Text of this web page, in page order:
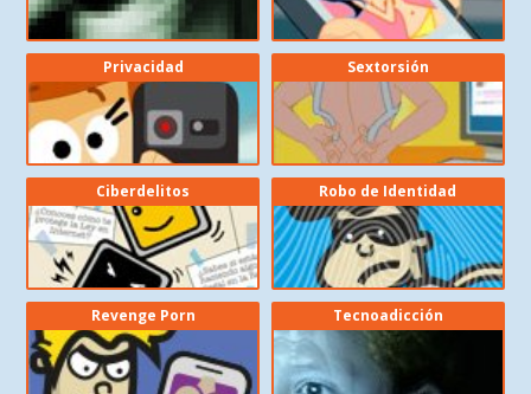
Privacidad Sextorsión
Ciberdelitos Robo de Identidad
Revenge Porn Tecnoadicción